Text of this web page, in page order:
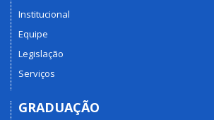
Institucional
Equipe
Legislação
Serviços
GRADUAÇÃO